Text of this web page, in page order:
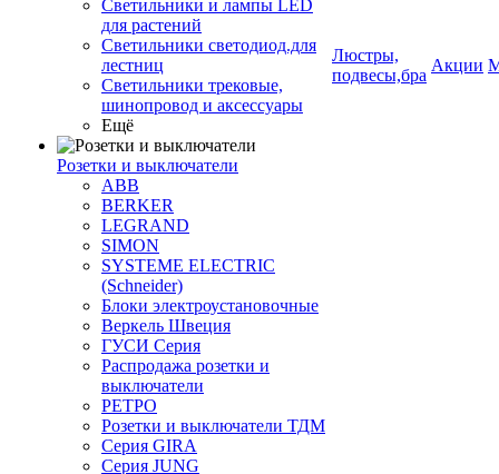
Светильники и лампы LED
для растений
Светильники светодиод.для
лестниц
Светильники трековые,
шинопровод и аксессуары
Ещё
Розетки и выключатели
ABB
BERKER
LEGRAND
SIMON
SYSTEME ELECTRIC
(Schneider)
Блоки электроустановочные
Веркель Швеция
ГУСИ Серия
Распродажа розетки и
выключатели
РЕТРО
Розетки и выключатели ТДМ
Серия GIRA
Серия JUNG
Люстры,
подвесы,бра
Акции